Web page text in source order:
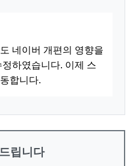
네이버 개편의 영향을
하였습니다. 이제 스
합니다.
립니다